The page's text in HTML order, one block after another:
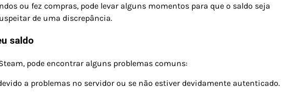
ou fez compras, pode levar alguns momentos para que o saldo seja
de uma discrepância.
saldo
pode encontrar alguns problemas comuns:
a problemas no servidor ou se não estiver devidamente autenticado.